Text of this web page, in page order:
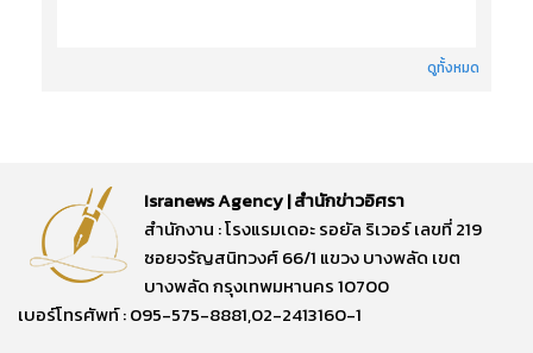
ดูทั้งหมด
Isranews Agency | สำนักข่าวอิศรา
สำนักงาน : โรงแรมเดอะ รอยัล ริเวอร์ เลขที่ 219
ซอยจรัญสนิทวงศ์ 66/1 แขวง บางพลัด เขต
บางพลัด กรุงเทพมหานคร 10700
เบอร์โทรศัพท์ : 095-575-8881,02-2413160-1